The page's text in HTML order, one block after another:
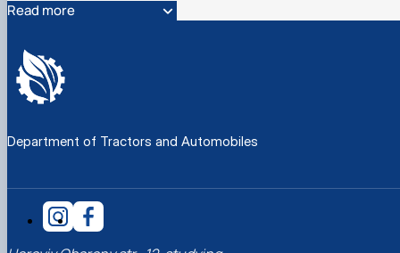
Read more
Department of Tractors and Automobiles